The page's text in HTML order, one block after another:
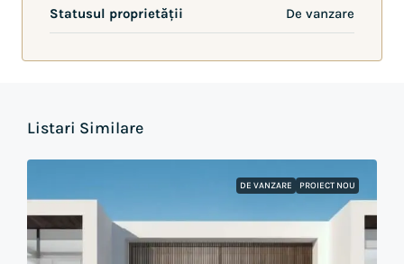
Statusul proprietății De vanzare
Listari Similare
DE VANZARE PROIECT NOU